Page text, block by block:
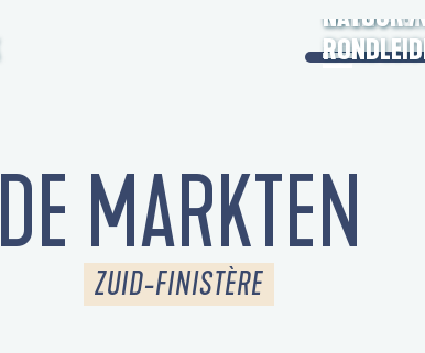
OPEN
NATUUR /
DE MARKTEN
ZUID-FINISTÈRE